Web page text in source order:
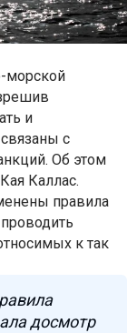
морской
и
с
Об этом
Каллас.
правила
к так
досмотр